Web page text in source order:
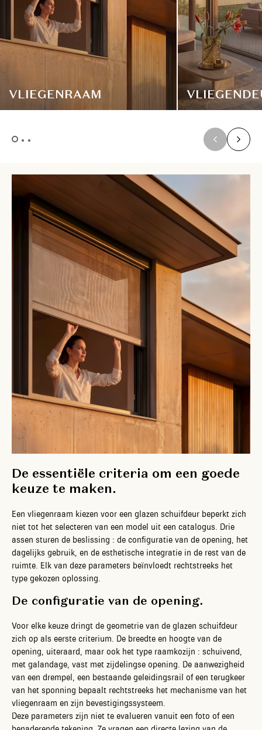
VLIEGENRAAM
De essentiële criteria om een goede
keuze te maken.
Een vliegenraam kiezen voor een glazen schuifdeur beperkt zich
niet tot het selecteren van een model uit een catalogus. Drie
assen sturen de beslissing : de configuratie van de opening, het
dagelijks gebruik, en de esthetische integratie in de rest van de
ruimte. Elk van deze parameters beïnvloedt rechtstreeks het
type gekozen oplossing.
De configuratie van de opening.
Voor elke keuze dringt de geometrie van de glazen schuifdeur
zich op als eerste criterium. De breedte en hoogte van de
opening, uiteraard, maar ook het type raamkozijn : schuivend,
met galandage, vast met zijdelingse opening. De aanwezigheid
van een drempel, een bestaande geleidingsrail of een terugkeer
van het sponning bepaalt rechtstreeks het mechanisme van het
vliegenraam en zijn bevestigingssysteem.
Deze parameters zijn niet te evalueren vanuit een foto of een